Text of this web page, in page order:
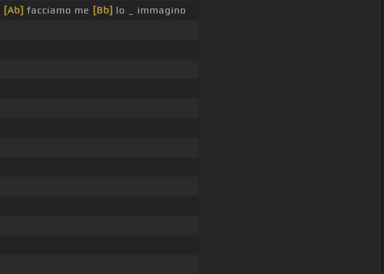
[Ab] facciamo me [Bb] lo _ immagino